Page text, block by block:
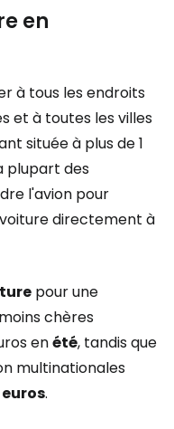
en
à tous les endroits
et à toutes les villes
située à plus de 1
plupart des
l'avion pour
directement à
pour une
chères
enété, tandis que
multinationales
.